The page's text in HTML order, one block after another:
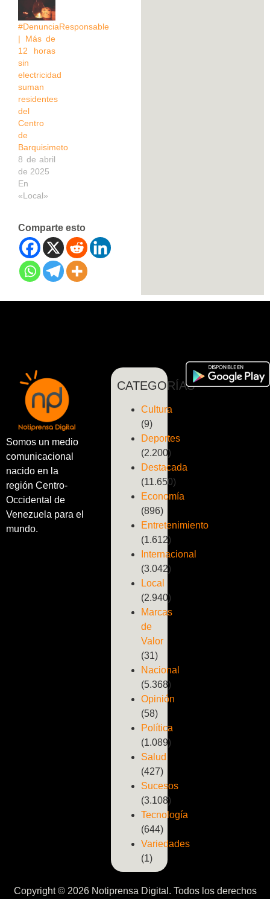
#DenunciaResponsable
| Más de
12 horas
sin
electricidad
suman
residentes
del
Centro
de
Barquisimeto
8 de abril
de 2025
En
«Local»
Comparte esto
Somos un medio
comunicacional
nacido en la
región Centro-
Occidental de
Venezuela para el
mundo.
CATEGORÍAS
Cultura
(9)
Deportes
(2.200)
Destacada
(11.650)
Economía
(896)
Entretenimiento
(1.612)
Internacional
(3.042)
Local
(2.940)
Marcas
de
Valor
(31)
Nacional
(5.368)
Opinión
(58)
Política
(1.089)
Salud
(427)
Sucesos
(3.108)
Tecnología
(644)
Variedades
(1)
Copyright © 2026 Notiprensa Digital. Todos los derechos